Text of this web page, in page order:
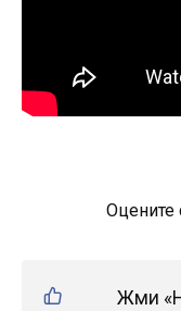
Оцените
Жми